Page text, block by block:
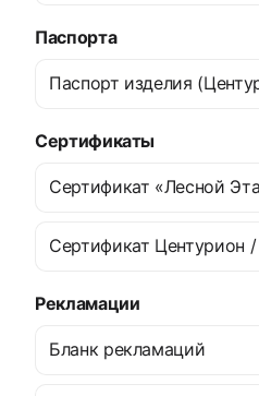
Паспорта
Паспорт изделия
Сертификаты
Сертификат «Лесной
Сертификат Центурион /
Рекламации
Бланк рекламаций